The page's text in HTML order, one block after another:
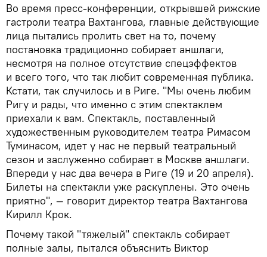
Во время пресс-конференции, открывшей рижские
гастроли театра Вахтангова, главные действующие
лица пытались пролить свет на то, почему
постановка традиционно собирает аншлаги,
несмотря на полное отсутствие спецэффектов
и всего того, что так любит современная публика.
Кстати, так случилось и в Риге. "Мы очень любим
Ригу и рады, что именно с этим спектаклем
приехали к вам. Спектакль, поставленный
художественным руководителем театра Римасом
Туминасом, идет у нас не первый театральный
сезон и заслуженно собирает в Москве аншлаги.
Впереди у нас два вечера в Риге (19 и 20 апреля).
Билеты на спектакли уже раскуплены. Это очень
приятно", — говорит директор театра Вахтангова
Кирилл Крок.
Почему такой "тяжелый" спектакль собирает
полные залы, пытался объяснить Виктор